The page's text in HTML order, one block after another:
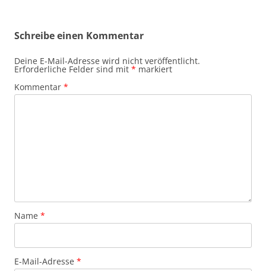
Schreibe einen Kommentar
Deine E-Mail-Adresse wird nicht veröffentlicht.
Erforderliche Felder sind mit * markiert
Kommentar *
Name *
E-Mail-Adresse *